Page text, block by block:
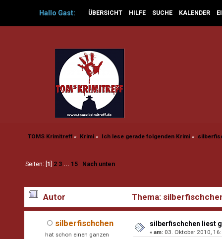
Hallo Gast: ÜBERSICHT HILFE SUCHE KALENDER
TOMS Krimitreff» Krimi» Ich lese gerade folgenden Krimi»
Seiten: [ 1 2 3 ... 15 Nach unten
Autor Thema:
silberfischchen
hat schon einen ganzen
silberfischchen liest
«am: 03. Oktober 2010,